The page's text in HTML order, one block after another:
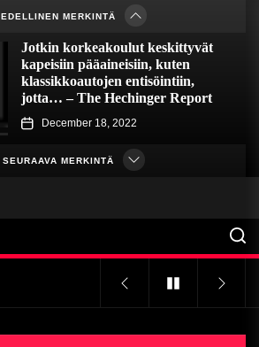
EDELLINEN MERKINTÄ
December 14, 2022
Jotkin korkeakoulut keskittyvät
kapeisiin pääaineisiin, kuten
klassikkoautojen entisöintiin,
jotta… – The Hechinger Report
December 18, 2022
Ainutlaatuista tyyliä, premium-
Speedhunters
SEURAAVA MERKINTÄ